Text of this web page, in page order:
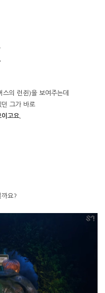
스의 런쥔)을 보여주는데
던 그가 바로
고요.
요?